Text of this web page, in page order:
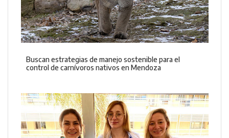
Buscan estrategias de manejo sostenible para el
control de carnívoros nativos en Mendoza